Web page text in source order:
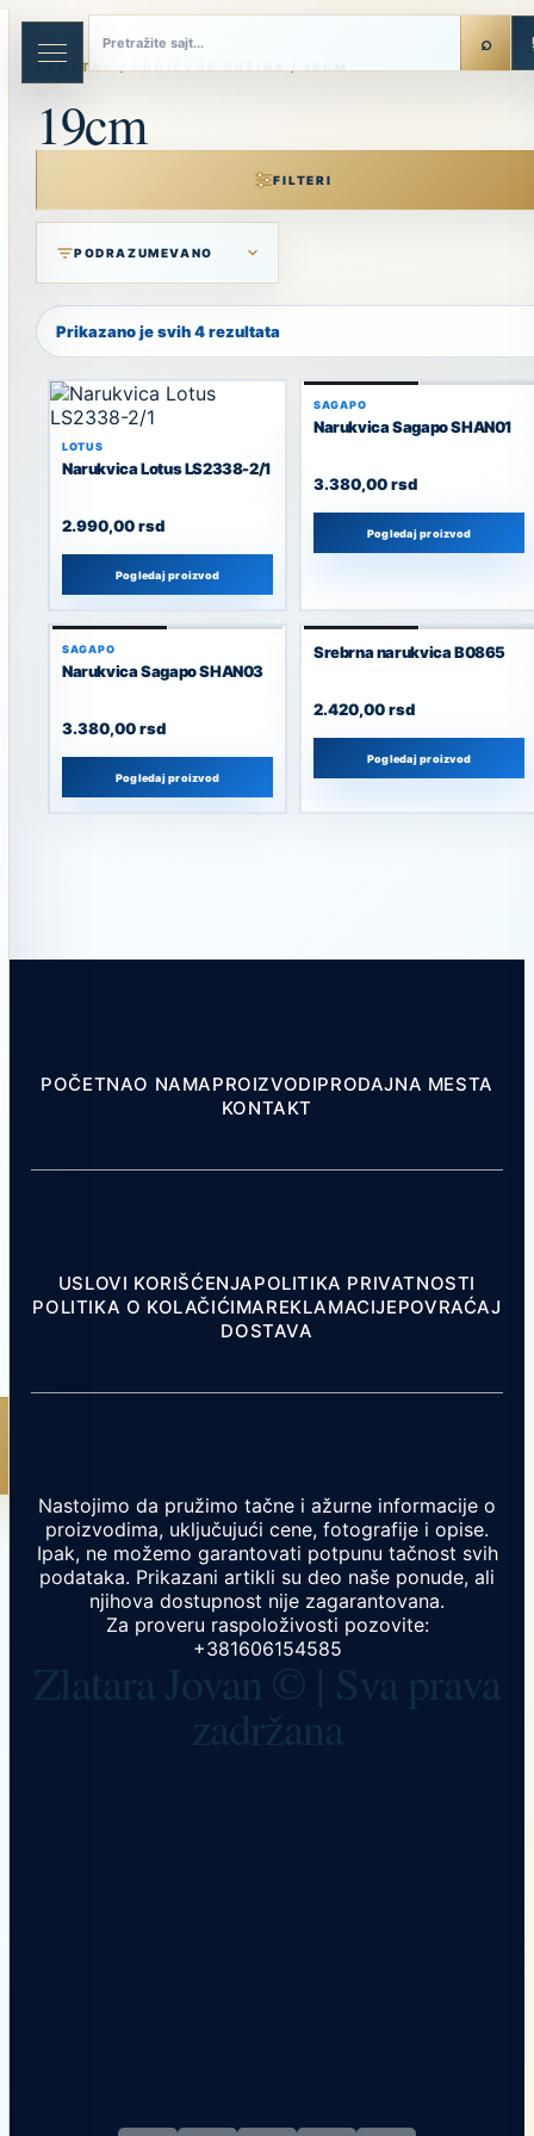
Skip
content
POČETNA
19cm
FILTERI
Prikazano je svih 4 rezultata
LOTUS
Narukvica Lotus LS2338-2/1
2.990,00rsd
Pogledaj proizvod
SAGAPO
Narukvica Sagapo SHAN01
3.380,00rsd
Pogledaj proizvod
SAGAPO
Narukvica Sagapo SHAN03
3.380,00rsd
Pogledaj proizvod
Srebrna narukvica B0865
2.420,00rsd
Pogledaj proizvod
POČETNAO NAMAPROIZVODIPRODAJNA MESTA
KONTAKT
USLOVI KORIŠĆENJAPOLITIKA PRIVATNOSTI
POLITIKA O KOLAČIĆIMAREKLAMACIJEPOVRAĆAJ
DOSTAVA
Nastojimo da pružimo tačne i ažurne informacije o
proizvodima, uključujući cene, fotografije i opise.
Ipak, ne možemo garantovati potpunu tačnost svih
podataka. Prikazani artikli su deo naše ponude, ali
njihova dostupnost nije zagarantovana.
Za proveru raspoloživosti pozovite:
+381606154585
Zlatara Jovan © | Sva prava
zadržana